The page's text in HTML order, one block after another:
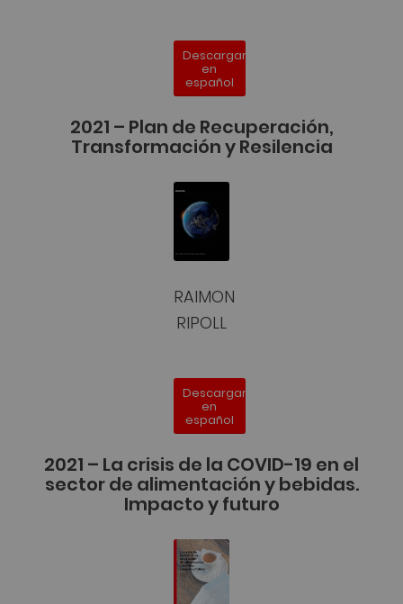
Descargar
en
español
2021 – Plan de Recuperación,
Transformación y Resilencia
RAIMON
RIPOLL
Descargar
en
español
2021 – La crisis de la COVID-19 en el
sector de alimentación y bebidas.
Impacto y futuro